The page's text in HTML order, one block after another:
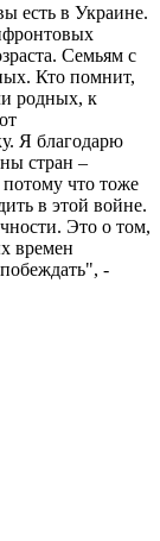
есть в Украине.
Семьям с
Кто помнит,
родных, к
Я благодарю
стран –
что тоже
в этой войне.
Это о том,
времен
-